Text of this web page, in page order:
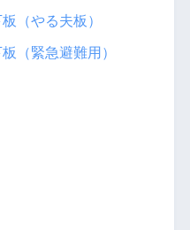
（やる夫板）
（緊急避難用）